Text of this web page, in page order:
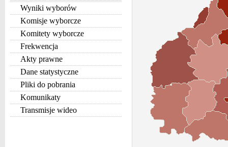
Wyniki wyborów
Komisje wyborcze
Komitety wyborcze
Frekwencja
Akty prawne
Dane statystyczne
Pliki do pobrania
Komunikaty
Transmisje wideo